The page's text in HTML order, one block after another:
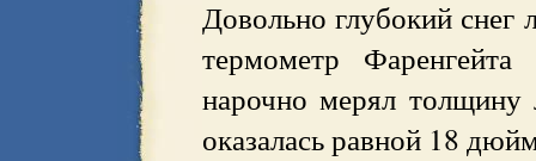
Довольно глубокий снег
термометр
нарочно мерял толщину
оказалась равной 18